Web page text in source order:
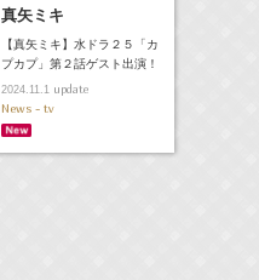
真矢ミキ
【真矢ミキ】水ドラ２５「カ
プカプ」第２話ゲスト出演！
2024.11.1update
News - tv